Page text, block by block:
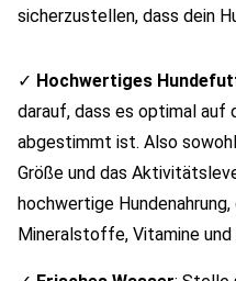
sicherzustellen, dass dein
✓ Hochwertiges
darauf, dass es optimal auf
abgestimmt ist. Also
Größe und das
hochwertige
Mineralstoffe, Vitamine